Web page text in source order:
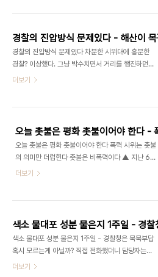
요! 저희는 사회운동과 대안미디어의 활동가이자 연
오래기 때문이다. 국민의 안전은 안중에도 없으니까)
조중동 식으로 하자. 저 꼬마는 불법적인 '촛불'을 들
고 갔으므로 '불법 폭력 시위대'다. (불법이란 것도 거
짓이지만 폭력을 은근슬쩍 끼워 넣는다.) 저 꼬마는
불법 폭력시위를 선동했다. 저 꼬마는 이 불법 폭력
민을 모두 막아야 한다. 5살짜리를 무서워하는 이명
경찰의 진압방식 문제있다 차분한 시위대에 흥분한
경찰? 이상했다. 그냥 박수치면서 거리를 행진하던
시위대. 갓 지하철에서 나와서 제대로 대열도 형성하
피했다. ▲ 갑자기 성이나서 뛰어드는 경찰. 그 와중
에도 열심히 비디오 카메라로 찍고 있다 경찰들은 어
디서 잔뜩 터지고 온 사람들처럼 씩씩 거리면서 마구
잡이로 사람들을 잡아갔다. 참 웃겼다. 왜 웃겼냐하
면, 대체 이들의 목적이 무엇인지 모르겠어서이다. 경
는 아무 무기도 없었고, 그저 구호만 외치면서 걸어가
더보기
오늘 촛불은 평화 촛불이어야 한다 폭력 시위는 촛불
의 의미만 더럽힌다 촛불은 비폭력이다 ▲ 지난 6월
손수 서예 피켓을 써 주시던 분 이상하다. 정말 이상
폭력이 없었다'고 소리치고 싶지만, 그렇게는 못하겠
다. 분명히 '약간의, 소수에 의한 폭력'이 있었음은 그
들의 사진에 '멋지게' 찍힌 컷들로 증명되고 있으니
까. 난, 시위에 그리 많이 나가지는 못했지만, 예비군
을 끌어내고 폭력을 휘두르려는 몇몇 사람들과 설전
더보기
색소 물대포 성분 물은지 1주일 - 경찰청은 묵묵부답
혹시 모르는게 아닐까? 직접 전화했더니 담당자는
'휴가중' 색소 물대포, 첫등장하고 바로 물었다 지난
더보기